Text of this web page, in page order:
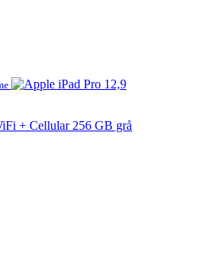
+ Cellular 256 GB grå